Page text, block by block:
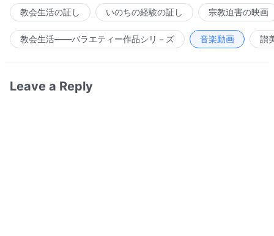
教会生活の証し いのちの経験の証し 宗教迫害の映画
教会生活――バラエティー作品シリ－ズ 音楽動画 讃
Leave a Reply